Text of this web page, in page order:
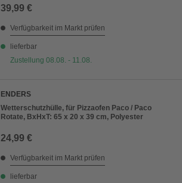
39,99 €
Verfügbarkeit im Markt prüfen
lieferbar
Zustellung 08.08. - 11.08.
ENDERS
Wetterschutzhülle, für Pizzaofen Paco / Paco
Rotate, BxHxT: 65 x 20 x 39 cm, Polyester
24,99 €
Verfügbarkeit im Markt prüfen
lieferbar